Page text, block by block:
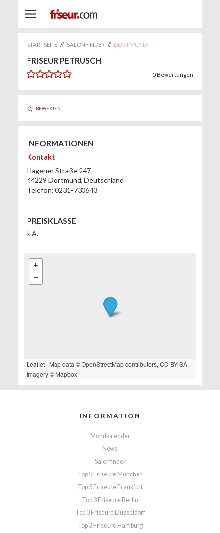
STARTSEITE // SALONFINDER // DORTMUND
FRISEUR PETRUSCH
0Bewertungen
BEWERTEN
INFORMATIONEN
Kontakt
Hagener Straße 247
44229 Dortmund, Deutschland
Telefon: 0231-730643
PREISKLASSE
k.A.
Leaflet| Map data ©OpenStreetMapcontributors, CC-BY-SA,
Imagery © Mapbox
INFORMATION
Mondkalender
News
Salonfinder
Top 5 Friseure München
Top 3 Friseure Frankfurt
Top 3 Friseure Berlin
Top 3 Friseure Düsseldorf
Top 3 Friseure Hamburg